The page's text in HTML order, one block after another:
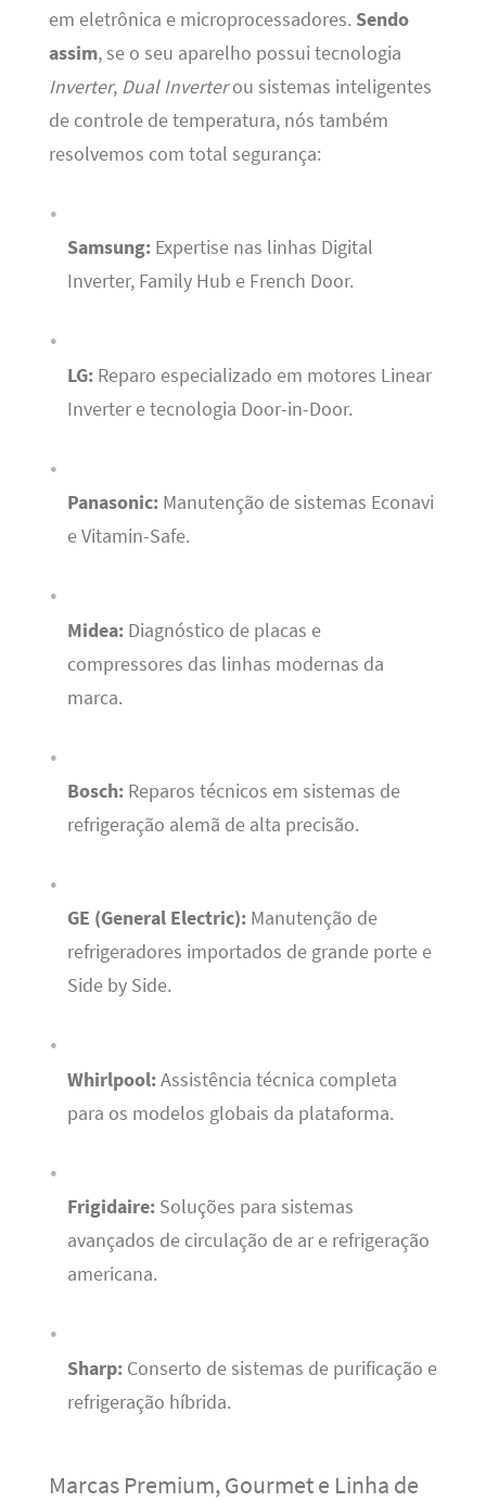
em eletrônica e microprocessadores. Sendo
assim, se o seu aparelho possui tecnologia
Inverter, Dual Inverterou sistemas inteligentes
de controle de temperatura, nós também
resolvemos com total segurança:
Samsung:Expertise nas linhas Digital
Inverter, Family Hub e French Door.
LG:Reparo especializado em motores Linear
Inverter e tecnologia Door-in-Door.
Panasonic:Manutenção de sistemas Econavi
e Vitamin-Safe.
Midea:Diagnóstico de placas e
compressores das linhas modernas da
marca.
Bosch:Reparos técnicos em sistemas de
refrigeração alemã de alta precisão.
GE (General Electric):Manutenção de
refrigeradores importados de grande porte e
Side by Side.
Whirlpool:Assistência técnica completa
para os modelos globais da plataforma.
Frigidaire:Soluções para sistemas
avançados de circulação de ar e refrigeração
americana.
Sharp:Conserto de sistemas de purificação e
refrigeração híbrida.
Marcas Premium, Gourmet e Linha de